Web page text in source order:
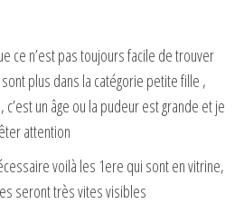
ce n’est pas toujours facile de trouver
plus dans la catégorie petite fille ,
un âge ou la pudeur est grande et je
attention
voilà les 1ere qui sont en vitrine,
seront très vites visibles